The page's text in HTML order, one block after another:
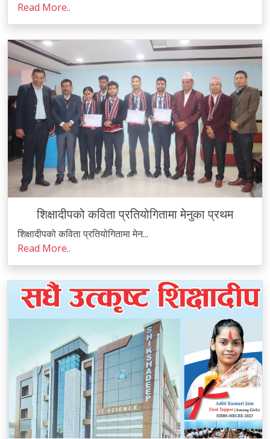
Read More..
शिक्षादीपको कविता प्रतियोगितामा मेनुका प्रथम
शिक्षादीपको कविता प्रतियोगितामा मेन...
Read More..